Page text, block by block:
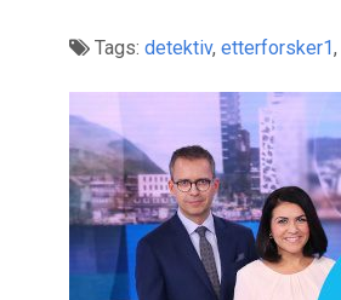
Tags: detektiv, etterforsker1,